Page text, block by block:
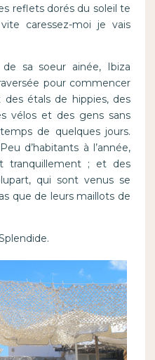
reflets dorés du soleil te
caressez-moi je vais
sa soeur ainée, Ibiza
pour commencer
des étals de hippies, des
vélos et des gens sans
de quelques jours.
d’habitants à l’année,
tranquillement ; et des
qui sont venus se
que de leurs maillots de